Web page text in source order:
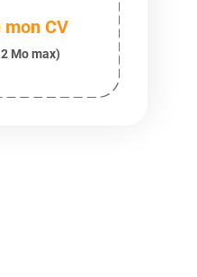
CV
Mo max)